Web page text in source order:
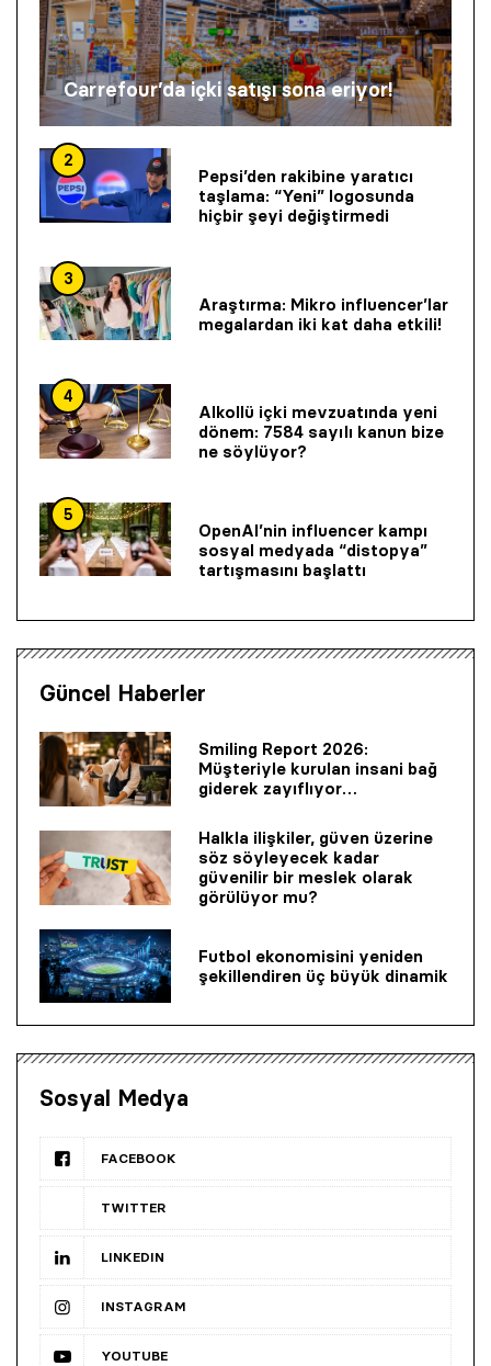
Carrefour’da içki satışı sona eriyor!
2
Pepsi’den rakibine yaratıcı
taşlama: “Yeni” logosunda
hiçbir şeyi değiştirmedi
3
Araştırma: Mikro influencer’lar
megalardan iki kat daha etkili!
4
Alkollü içki mevzuatında yeni
dönem: 7584 sayılı kanun bize
ne söylüyor?
5
OpenAI’nin influencer kampı
sosyal medyada “distopya”
tartışmasını başlattı
Güncel Haberler
Smiling Report 2026:
Müşteriyle kurulan insani bağ
giderek zayıflıyor…
Halkla ilişkiler, güven üzerine
söz söyleyecek kadar
güvenilir bir mes­lek olarak
görülüyor mu?
Futbol ekonomisini yeniden
şekillendiren üç büyük dinamik
Sosyal Medya
FACEBOOK
TWITTER
LINKEDIN
INSTAGRAM
YOUTUBE